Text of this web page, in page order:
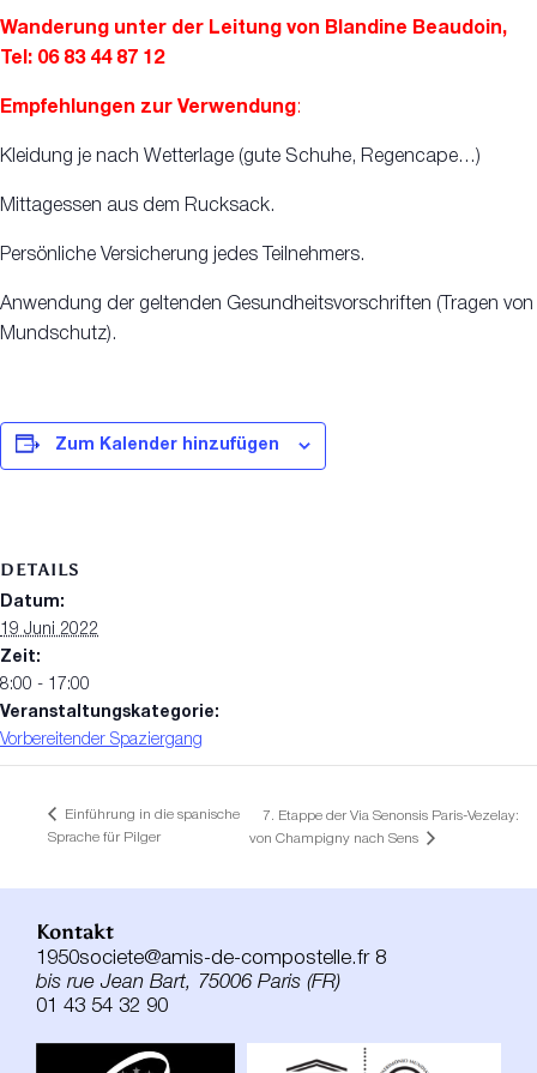
Wanderung unter der Leitung von Blandine Beaudoin,
Tel: 06 83 44 87 12
Empfehlungen zur Verwendung :
Kleidung je nach Wetterlage (gute Schuhe, Regencape…)
Mittagessen aus dem Rucksack.
Persönliche Versicherung jedes Teilnehmers.
Anwendung der geltenden Gesundheitsvorschriften (Tragen von
Mundschutz).
Zum Kalender hinzufügen
DETAILS
Datum:
19 Juni 2022
Zeit:
8:00 - 17:00
Veranstaltungskategorie:
Vorbereitender Spaziergang
Einführung in die spanische
Sprache für Pilger
7. Etappe der Via Senonsis Paris-Vezelay:
von Champigny nach Sens
Kontakt
1950societe@amis-de-compostelle.fr 8
bis rue Jean Bart, 75006 Paris (FR)
01 43 54 32 90